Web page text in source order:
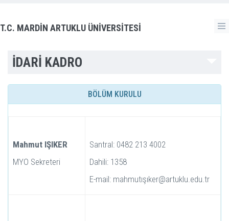
T.C. MARDİN ARTUKLU ÜNİVERSİTESİ
İDARİ KADRO
BÖLÜM KURULU
Mahmut IŞIKER
MYO Sekreteri
Santral: 0482 213 4002
Dahili: 1358
E-mail: mahmutışıker@artuklu.edu.tr